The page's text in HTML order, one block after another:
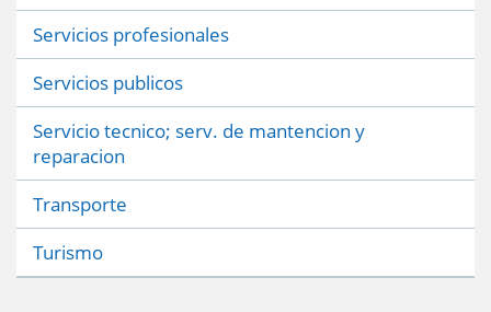
Servicios profesionales
Servicios publicos
Servicio tecnico; serv. de mantencion y
reparacion
Transporte
Turismo